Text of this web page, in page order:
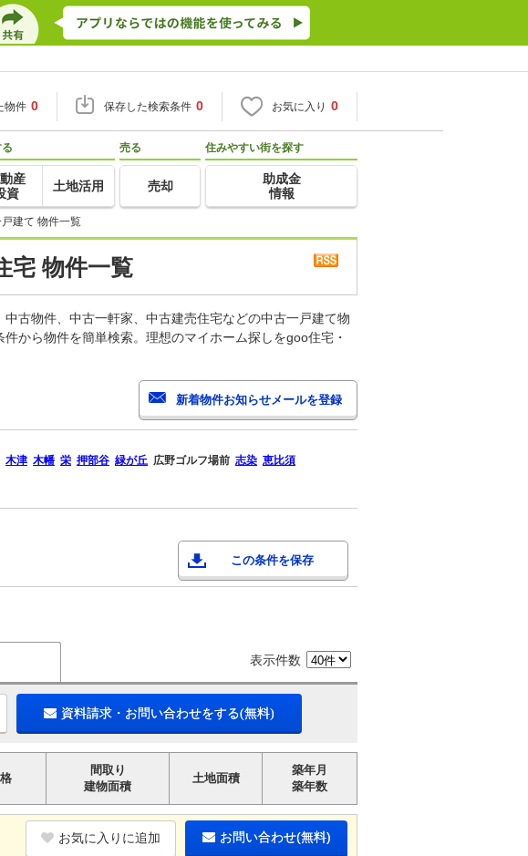
物件 0 保存した検索条件 0 お気に入り 0
産
資
土地活用
売る
売却
住みやすい街を探す
助成金
情報
建て 物件一覧
宅 物件一覧
古物件、中古一軒家、中古建売住宅などの中古一戸建て物
から物件を簡単検索。理想のマイホーム探しをgoo住宅・
木津 木幡 栄 押部谷 緑が丘 広野ゴルフ場前 志染 恵比須
この条件を保存
表示件数
資料請求・お問い合わせをする(無料)
間取り
建物面積
土地面積
築年月
築年数
お気に入りに追加 お問い合わせ(無料)